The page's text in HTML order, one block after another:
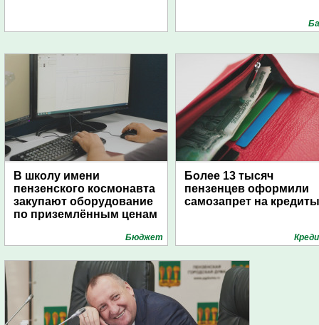
В школу имени
пензенского космонавта
закупают оборудование
по приземлённым ценам
Бюджет
Более 13 тысяч
пензенцев оформили
самозапрет на кредиты